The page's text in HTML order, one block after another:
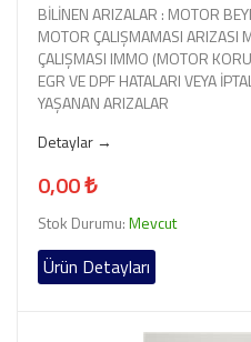
BİLİNEN ARIZALAR : MOTOR
MOTOR ÇALIŞMAMASI ARIZASI
ÇALIŞMASI IMMO (MOTOR
EGR VE DPF HATALARI VEYA
YAŞANAN ARIZALAR
Detaylar →
0,00 ₺
Stok Durumu:Mevcut
Ürün Detayları